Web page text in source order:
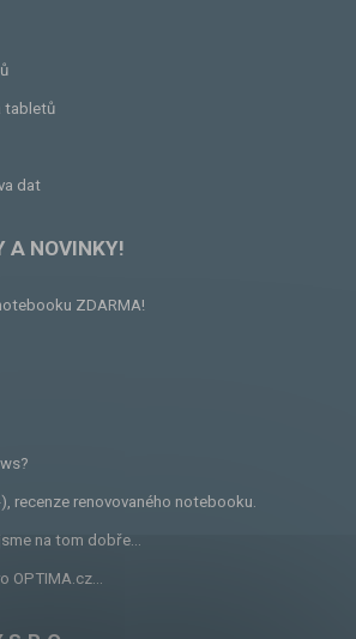
tabletů
dat
A NOVINKY!
ZDARMA!
recenze renovovaného notebooku.
na tom dobře...
OPTIMA.cz...